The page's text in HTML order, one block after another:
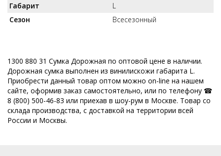
Габарит
L
Сезон
Всесезонный
1300 880 31 Сумка Дорожная по оптовой цене в наличии.
Дорожная сумка выполнен из винилискожи габарита L.
Приобрести данный товар оптом можно on-line на нашем
сайте, оформив заказ самостоятельно, или по телефону ☎
8 (800) 500-46-83 или приехав в шоу-рум в Москве. Товар со
склада производства, с доставкой на территории всей
России и Москвы.